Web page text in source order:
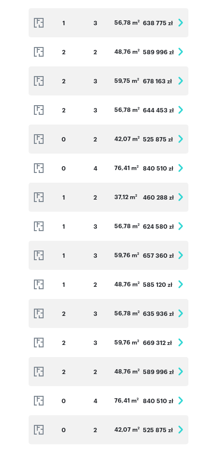
1 3 56,78 m2 638 775 zł
2 2 48,76 m2 589 996 zł
2 3 59,75 m2 678 163 zł
2 3 56,78 m2 644 453 zł
0 2 42,07 m2 525 875 zł
0 4 76,41 m2 840 510 zł
1 2 37,12 m2 460 288 zł
1 3 56,78 m2 624 580 zł
1 3 59,76 m2 657 360 zł
1 2 48,76 m2 585 120 zł
2 3 56,78 m2 635 936 zł
2 3 59,76 m2 669 312 zł
2 2 48,76 m2 589 996 zł
0 4 76,41 m2 840 510 zł
0 2 42,07 m2 525 875 zł